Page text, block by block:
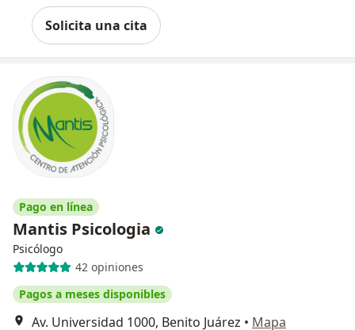
Solicita una cita
Pago en línea
Mantis Psicologia
Psicólogo
42 opiniones
Pagos a meses disponibles
Av. Universidad 1000, Benito Juárez • Mapa